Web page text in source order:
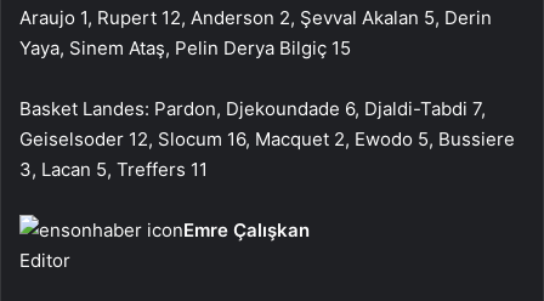
Araujo 1, Rupert 12, Anderson 2, Şevval Akalan 5, Derin
Yaya, Sinem Ataş, Pelin Derya Bilgiç 15
Basket Landes: Pardon, Djekoundade 6, Djaldi-Tabdi 7,
Geiselsoder 12, Slocum 16, Macquet 2, Ewodo 5, Bussiere
3, Lacan 5, Treffers 11
Emre Çalışkan
Editor